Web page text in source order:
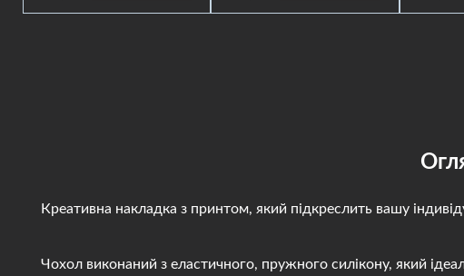
Креативна накладка з принтом, який підкреслить вашу
Чохол виконаний з еластичного, пружного силікону, який